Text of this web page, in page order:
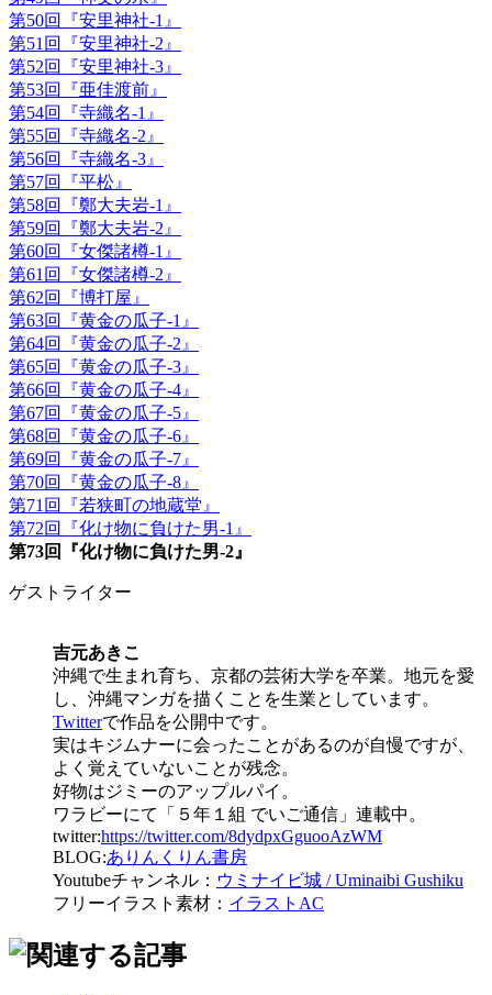
第50回『安里神社-1』
第51回『安里神社-2』
第52回『安里神社-3』
第53回『亜佳渡前』
第54回『寺織名-1』
第55回『寺織名-2』
第56回『寺織名-3』
第57回『平松』
第58回『鄭大夫岩-1』
第59回『鄭大夫岩-2』
第60回『女傑諸樽-1』
第61回『女傑諸樽-2』
第62回『博打屋』
第63回『黄金の瓜子-1』
第64回『黄金の瓜子-2』
第65回『黄金の瓜子-3』
第66回『黄金の瓜子-4』
第67回『黄金の瓜子-5』
第68回『黄金の瓜子-6』
第69回『黄金の瓜子-7』
第70回『黄金の瓜子-8』
第71回『若狭町の地蔵堂』
第72回『化け物に負けた男-1』
第73回『化け物に負けた男-2』
ゲストライター
吉元あきこ
沖縄で生まれ育ち、京都の芸術大学を卒業。地元を愛
し、沖縄マンガを描くことを生業としています。
Twitterで作品を公開中です。
実はキジムナーに会ったことがあるのが自慢ですが、
よく覚えていないことが残念。
好物はジミーのアップルパイ。
ワラビーにて「５年１組 でいご通信」連載中。
twitter:https://twitter.com/8dydpxGguooAzWM
BLOG:ありんくりん書房
Youtubeチャンネル： ウミナイビ城 / Uminaibi Gushiku
フリーイラスト素材： イラストAC